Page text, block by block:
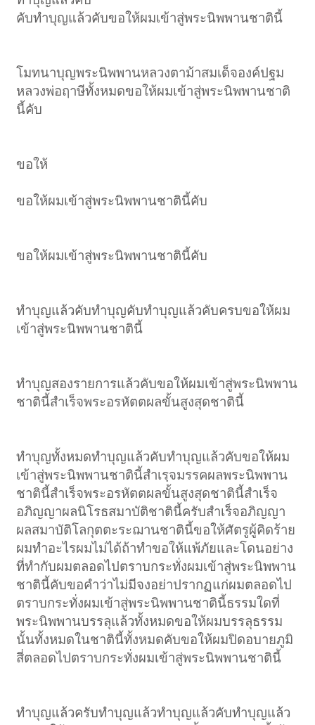
คับทำบุญแล้วคับขอให้ผมเข้าสู่พระนิพพานชาตินี้
โมทนาบุญพระนิพพานหลวงตาม้าสมเด็จองค์ปฐม
หลวงพ่อฤาษีทั้งหมดขอให้ผมเข้าสู่พระนิพพานชาติ
นี้คับ
ขอให้
ขอให้ผมเข้าสู่พระนิพพานชาตินี้คับ
ขอให้ผมเข้าสู่พระนิพพานชาตินี้คับ
ทำบุญแล้วคับทำบุญคับทำบุญแล้วคับครบขอให้ผม
เข้าสู่พระนิพพานชาตินี้
ทำบุญสองรายการแล้วคับขอให้ผมเข้าสู่พระนิพพาน
ชาตินี้สำเร็จพระอรหัตตผลขั้นสูงสุดชาตินี้
ทำบุญทั้งหมดทำบุญแล้วคับทำบุญแล้วคับขอให้ผม
เข้าสู่พระนิพพานชาตินี้สำเรฺจมรรคผลพระนิพพาน
ชาตินี้สำเร็จพระอรหัตตผลขั้นสูงสุดชาตินี้สำเร็จ
อภิญญาผลนิโรธสมาบัติชาตินี้ครับสำเร็จอภิญญา
ผลสมาบัติโลกุตตะระฌานชาตินี้ขอให้ศัตรูผู้คิดร้าย
ผมทำอะไรผมไม่ได้ถ้าทำขอให้แพ้ภัยและโดนอย่าง
ที่ทำกับผมตลอดไปตราบกระทั่งผมเข้าสู่พระนิพพาน
ชาตินี้คับขอคำว่าไม่มีจงอย่าปรากฏแก่ผมตลอดไป
ตราบกระทั่งผมเข้าสู่พระนิพพานชาตินี้ธรรมใดที่
พระนิพพานบรรลุแล้วทั้งหมดขอให้ผมบรรลุธรรม
นั้นทั้งหมดในชาตินี้ทั้งหมดคับขอให้ผมปิดอบายภูมิ
สี่ตลอดไปตราบกระทั่งผมเข้าสู่พระนิพพานชาตินี้
ทำบุญแล้วครับทำบุญแล้วทำบุญแล้วคับทำบุญแล้ว